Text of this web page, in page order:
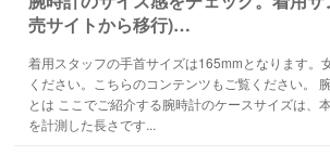
売サイトから移行)…
着用スタッフの手首サイズは165mmとなります。
ください。こちらのコンテンツもご覧ください。
とは ここでご紹介する腕時計のケースサイズは、
を計測した長さです...